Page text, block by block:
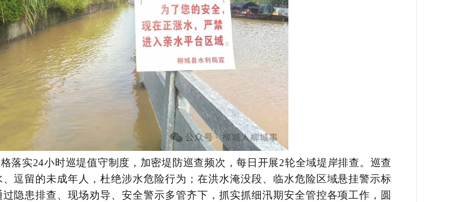
落实24小时巡堤值守制度，加密堤防巡查频次，每日开展2轮全域堤岸排查。巡查
逗留的未成年人，杜绝涉水危险行为；在洪水淹没段、临水危险区域悬挂警示标
隐患排查、现场劝导、安全警示多管齐下，抓实抓细汛期安全管控各项工作，圆